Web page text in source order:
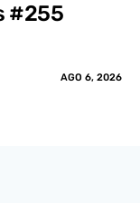
#255
AGO 6, 2026